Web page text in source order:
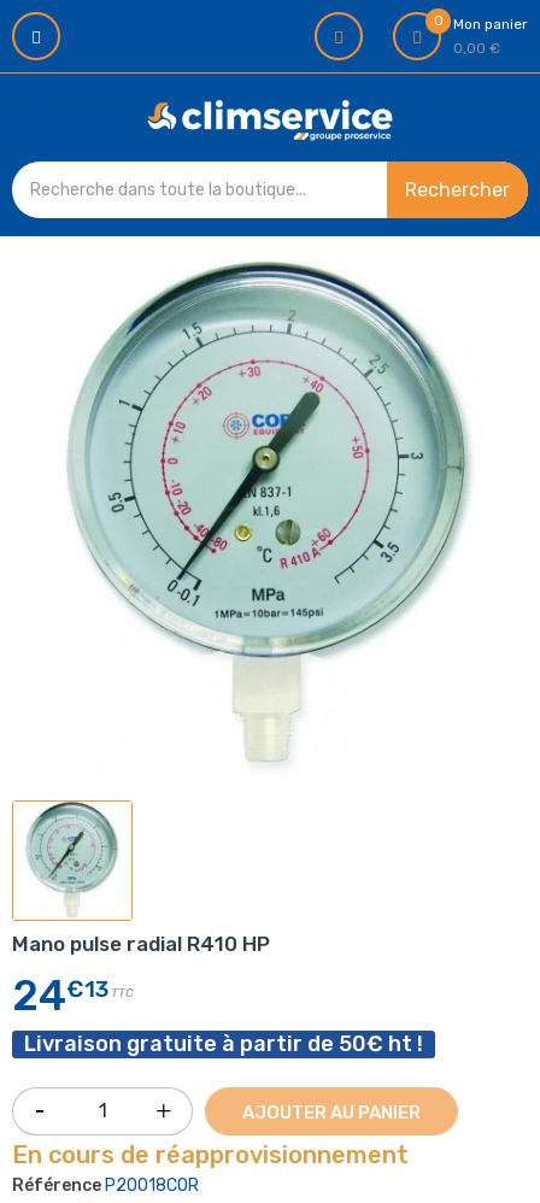
0
Mon panier
0,00 €
Rechercher
Mano pulse radial R410 HP
24€13 TTC
Livraison gratuite à partir de 50€ ht !
AJOUTER AU PANIER
En cours de réapprovisionnement
Référence P20018COR